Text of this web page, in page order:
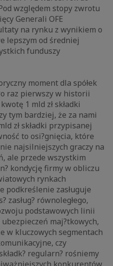
względem stopy zwrotu
Generali OFE
na rynku z wynikiem o
lepszym od średniej
funduszy
moment dla spółek
raz pierwszy w historii
1 mld zł składki
tym bardziej, że za nami
zł składki przypisanej
to osi?gnięcia, które
najsilniejszych graczy na
ale przede wszystkim
kondycję firmy w obliczu
rynkach
podkreślenie zasługuje
zasług? równoległego,
podstawowych linii
maj?tkowych,
w kluczowych segmentach
czy
regularn? rośniemy